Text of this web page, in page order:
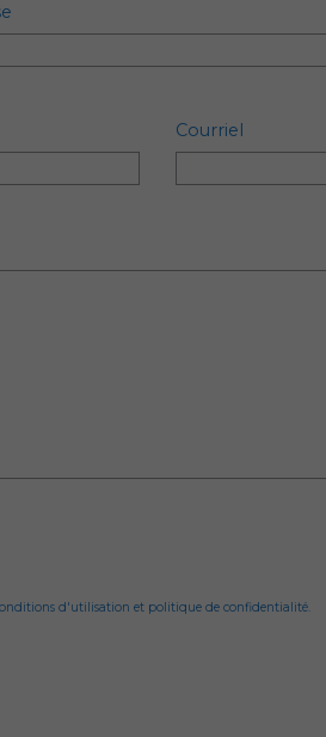
Courriel
d'utilisation et politique de confidentialité.